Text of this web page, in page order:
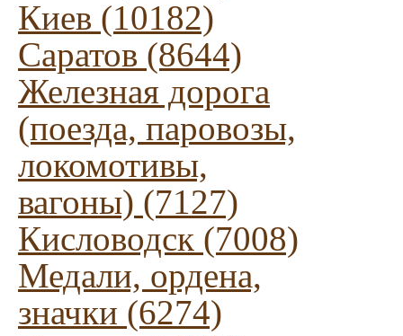
Киев (10182)
Саратов (8644)
Железная дорога
(поезда, паровозы,
локомотивы,
вагоны) (7127)
Кисловодск (7008)
Медали, ордена,
значки (6274)